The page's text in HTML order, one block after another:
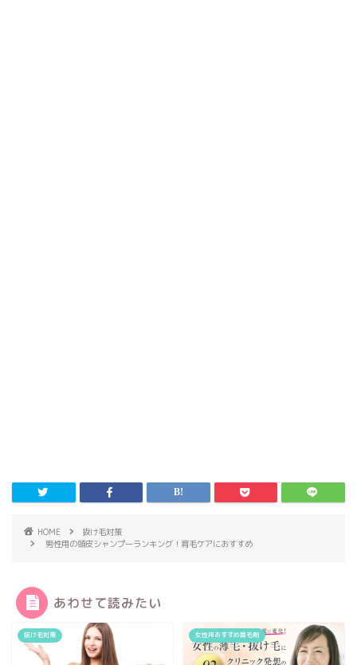
HOME
抜け毛対策
男性用の頭皮シャンプーランキング！育毛ケアにおすすめ
あわせて読みたい
抜け毛対策 女性用おすすめ育毛剤